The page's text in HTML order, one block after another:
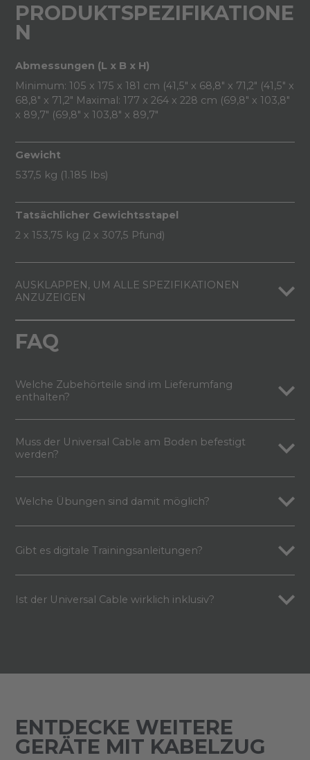
PRODUKTSPEZIFIKATIONE
N
Abmessungen (L x B x H)
Minimum: 105 x 175 x 181 cm (41,5" x 68,8" x 71,2" (41,5" x
68,8" x 71,2" Maximal: 177 x 264 x 228 cm (69,8" x 103,8"
x 89,7" (69,8" x 103,8" x 89,7"
Gewicht
537,5 kg (1.185 lbs)
Tatsächlicher Gewichtsstapel
2 x 153,75 kg (2 x 307,5 Pfund)
AUSKLAPPEN, UM ALLE SPEZIFIKATIONEN
ANZUZEIGEN
FAQ
Welche Zubehörteile sind im Lieferumfang
enthalten?
Muss der Universal Cable am Boden befestigt
werden?
Welche Übungen sind damit möglich?
Gibt es digitale Trainingsanleitungen?
Ist der Universal Cable wirklich inklusiv?
ENTDECKE WEITERE
GERÄTE MIT KABELZUG